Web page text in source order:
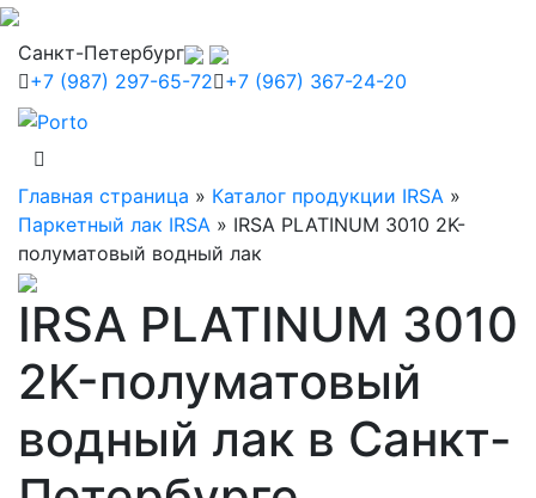
Санкт-Петербург
+7 (987) 297-65-72 +7 (967) 367-24-20
Главная страница » Каталог продукции IRSA »
Паркетный лак IRSA » IRSA PLATINUM 3010 2K-
полуматовый водный лак
IRSA PLATINUM 3010
2K-полуматовый
водный лак в Санкт-